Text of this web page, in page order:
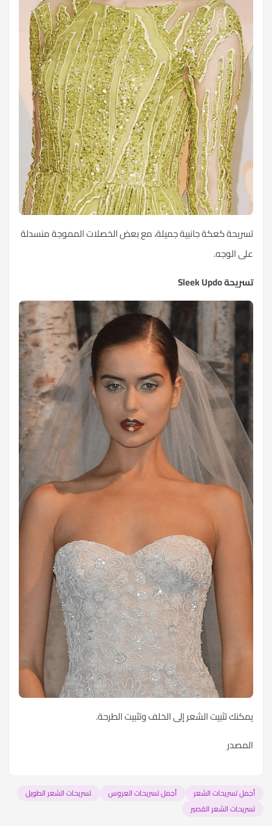
تسريحة كعكة جانبية جميلة، مع بعض الخصلات المموجة منسدلة
على الوجه.
تسريحة Sleek Updo
يمكنك تثبيت الشعر إلى الخلف وتثبيت الطرحة.
المصدر
أجمل تسريحات الشعر أجمل تسريحات العروس
تسريحات الشعر الطويل
تسريحات الشعر القصير